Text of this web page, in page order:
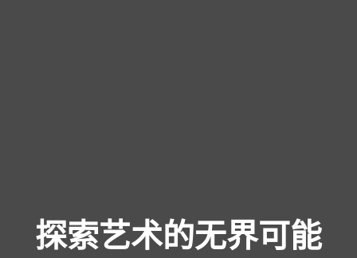
探索艺术的无界可能